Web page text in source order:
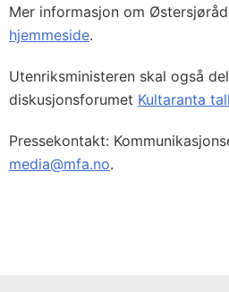
Mer informasjon om
hjemmeside.
Utenriksministeren skal også
diskusjonsforumet Kultaranta
Pressekontakt:
media@mfa.no.